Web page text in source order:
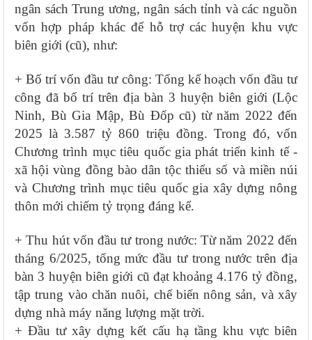
ngân sách Trung ương, ngân sách tỉnh và các nguồn
vốn hợp pháp khác để hỗ trợ các huyện khu vực
biên giới (cũ), như:
+ Bố trí vốn đầu tư công: Tổng kế hoạch vốn đầu tư
công đã bố trí trên địa bàn 3 huyện biên giới (Lộc
Ninh, Bù Gia Mập, Bù Đốp cũ) từ năm 2022 đến
2025 là 3.587 tỷ 860 triệu đồng. Trong đó, vốn
Chương trình mục tiêu quốc gia phát triển kinh tế -
xã hội vùng đồng bào dân tộc thiểu số và miền núi
và Chương trình mục tiêu quốc gia xây dựng nông
thôn mới chiếm tỷ trọng đáng kể.
+ Thu hút vốn đầu tư trong nước: Từ năm 2022 đến
tháng 6/2025, tổng mức đầu tư trong nước trên địa
bàn 3 huyện biên giới cũ đạt khoảng 4.176 tỷ đồng,
tập trung vào chăn nuôi, chế biến nông sản, và xây
dựng nhà máy năng lượng mặt trời.
+ Đầu tư xây dựng kết cấu hạ tầng khu vực biên